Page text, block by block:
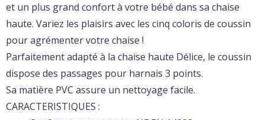
et un plus grand confort à votre bébé dans sa chaise
haute. Variez les plaisirs avec les cinq coloris de coussin
pour agrémenter votre chaise !
Parfaitement adapté à la chaise haute Délice, le coussin
dispose des passages pour harnais 3 points.
Sa matière PVC assure un nettoyage facile.
CARACTERISTIQUES :